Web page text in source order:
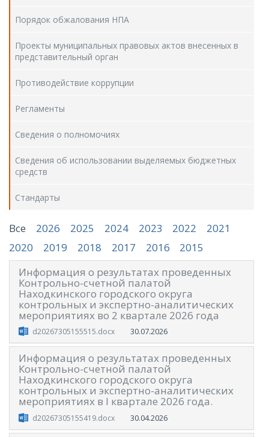
Порядок обжалования НПА
Проекты муниципальных правовых актов внесенных в
представительный орган
Противодействие коррупции
Регламенты
Сведения о полномочиях
Сведения об использовании выделяемых бюджетных
средств
Стандарты
Все 2026 2025 2024 2023 2022
2021
2020
2019 2018 2017 2016
2015
Информация о результатах проведенных
Контрольно-счетной палатой
Находкинского городского округа
контрольных и экспертно-аналитических
мероприятиях во 2 квартале 2026 года
d20267305155515.docx 30.07.2026
Информация о результатах проведенных
Контрольно-счетной палатой
Находкинского городского округа
контрольных и экспертно-аналитических
мероприятиях в I квартале 2026 года.
d20267305155419.docx 30.04.2026